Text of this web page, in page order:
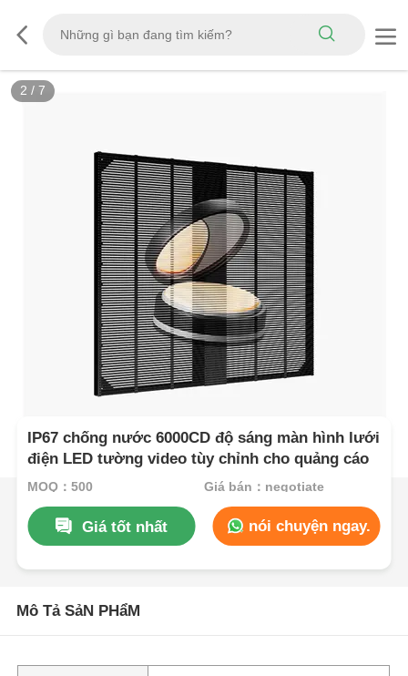
3 / 7
IP67 chống nước 6000CD độ sáng màn hình lưới
điện LED tường video tùy chỉnh cho quảng cáo
MOQ：500 Giá bán：negotiate
Giá tốt nhất nói chuyện ngay.
Mô Tả SảN PHẩM